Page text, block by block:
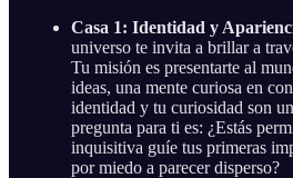
Casa 1: Identidad y
universo te invita a brillar a
Tu misión es presentarte al
ideas, una mente curiosa en
identidad y tu curiosidad son
pregunta para ti es: ¿Estás
inquisitiva guíe tus primeras
por miedo a parecer disperso?